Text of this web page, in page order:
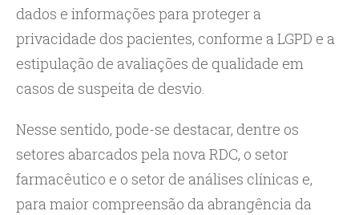
dados e informações para proteger a
privacidade dos pacientes, conforme a LGPD e a
estipulação de avaliações de qualidade em
casos de suspeita de desvio.
Nesse sentido, pode-se destacar, dentre os
setores abarcados pela nova RDC, o setor
farmacêutico e o setor de análises clínicas e,
para maior compreensão da abrangência da